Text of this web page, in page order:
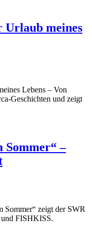
meines
Lebens – Von
Geschichten und zeigt
–
zeigt der SWR
und FISHKISS.